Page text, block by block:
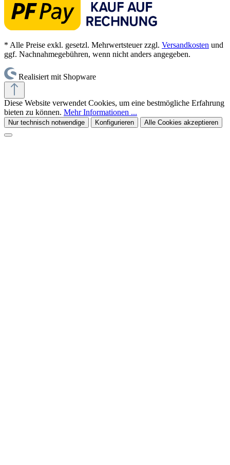
* Alle Preise exkl. gesetzl. Mehrwertsteuer zzgl. Versandkosten und
ggf. Nachnahmegebühren, wenn nicht anders angegeben.
Realisiert mit Shopware
Diese Website verwendet Cookies, um eine bestmögliche Erfahrung
bieten zu können. Mehr Informationen ...
Nur technisch notwendige Konfigurieren Alle Cookies akzeptieren